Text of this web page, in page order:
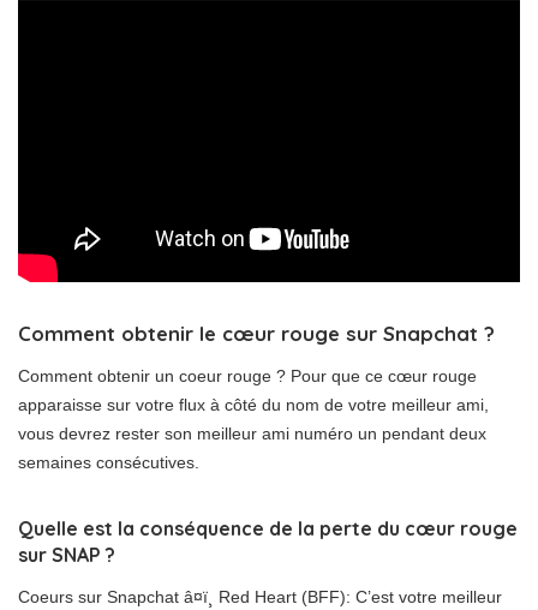
Comment obtenir le cœur rouge sur Snapchat ?
Comment obtenir un coeur rouge ? Pour que ce cœur rouge
apparaisse sur votre flux à côté du nom de votre meilleur ami,
vous devrez rester son meilleur ami numéro un pendant deux
semaines consécutives.
Quelle est la conséquence de la perte du cœur rouge
sur SNAP ?
Coeurs sur Snapchat â¤ï¸ Red Heart (BFF): C’est votre meilleur